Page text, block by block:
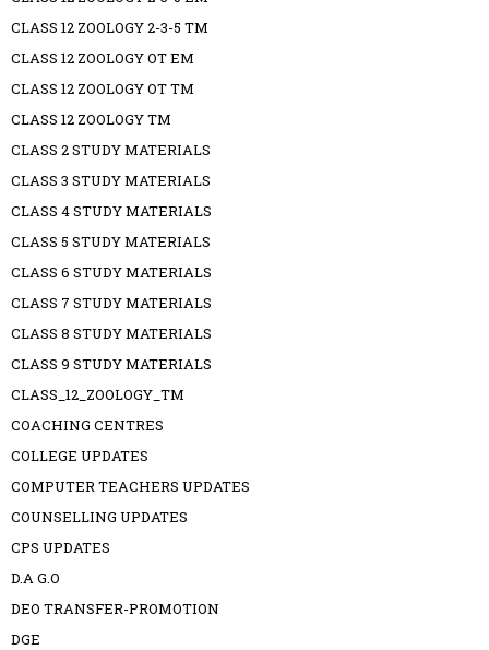
CLASS 12 ZOOLOGY 2-3-5 TM
CLASS 12 ZOOLOGY OT EM
CLASS 12 ZOOLOGY OT TM
CLASS 12 ZOOLOGY TM
CLASS 2 STUDY MATERIALS
CLASS 3 STUDY MATERIALS
CLASS 4 STUDY MATERIALS
CLASS 5 STUDY MATERIALS
CLASS 6 STUDY MATERIALS
CLASS 7 STUDY MATERIALS
CLASS 8 STUDY MATERIALS
CLASS 9 STUDY MATERIALS
CLASS_12_ZOOLOGY_TM
COACHING CENTRES
COLLEGE UPDATES
COMPUTER TEACHERS UPDATES
COUNSELLING UPDATES
CPS UPDATES
D.A G.O
DEO TRANSFER-PROMOTION
DGE